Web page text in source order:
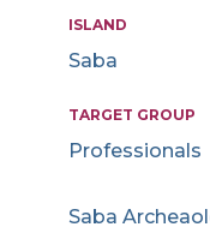
ISLAND
Saba
TARGET GROUP
Professionals
Saba